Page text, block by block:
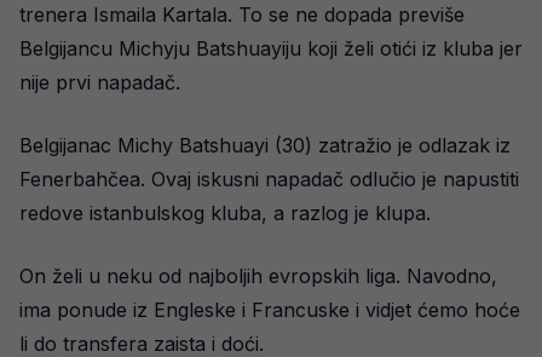
trenera Ismaila Kartala. To se ne dopada previše
Belgijancu Michyju Batshuayiju koji želi otići iz kluba jer
nije prvi napadač.
Belgijanac Michy Batshuayi (30) zatražio je odlazak iz
Fenerbahčea. Ovaj iskusni napadač odlučio je napustiti
redove istanbulskog kluba, a razlog je klupa.
On želi u neku od najboljih evropskih liga. Navodno,
ima ponude iz Engleske i Francuske i vidjet ćemo hoće
li do transfera zaista i doći.